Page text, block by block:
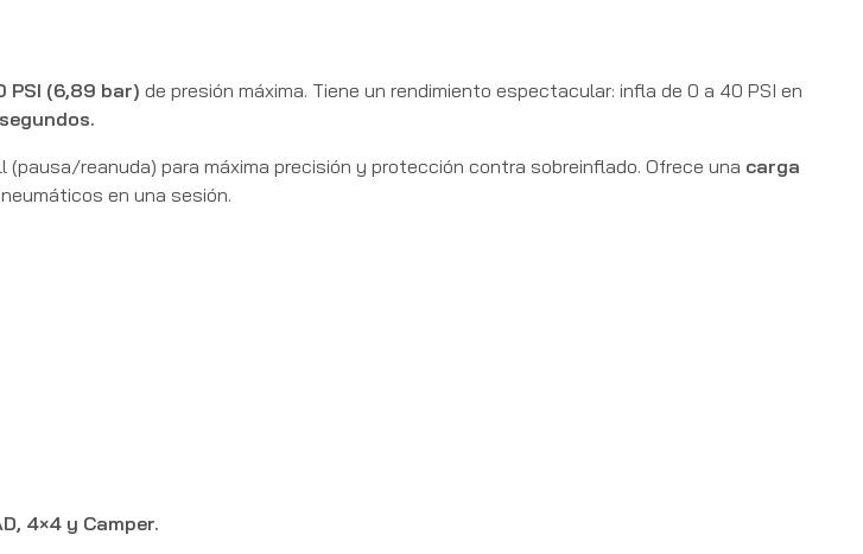
PSI (6,89 bar) de presión máxima. Tiene un rendimiento espectacular: infla de 0 a 40 PSI en
reanuda) para máxima precisión y protección contra sobreinflado. Ofrece una carga
en una sesión.
4×4 y Camper.